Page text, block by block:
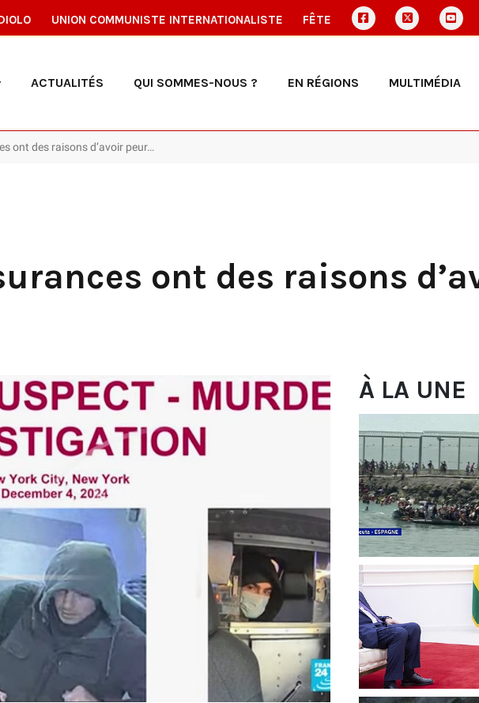
UNION COMMUNISTE INTERNATIONALISTE FÊTE
ACTUALITÉS QUI SOMMES-NOUS ? EN RÉGIONS MULTIMÉDIA
ont des raisons d’avoir peur…
ont des raisons
À LA UNE